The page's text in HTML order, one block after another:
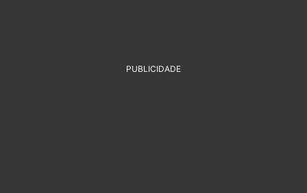
PUBLICIDADE